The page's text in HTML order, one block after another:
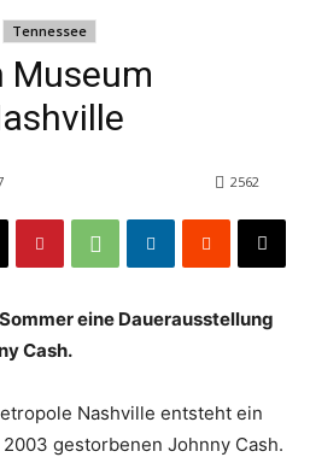
Tennessee
Museum
2562
eine Dauerausstellung
Cash.
Nashville entsteht ein
gestorbenen Johnny Cash.